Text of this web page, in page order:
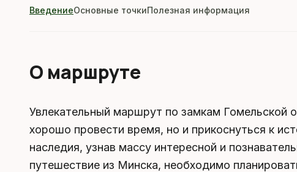
ВведениеОсновные точкиПолезная информация
О маршруте
Увлекательный маршрут по замкам Гомельской
хорошо провести время, но и прикоснуться к
наследия, узнав массу интересной и
путешествие из Минска, необходимо